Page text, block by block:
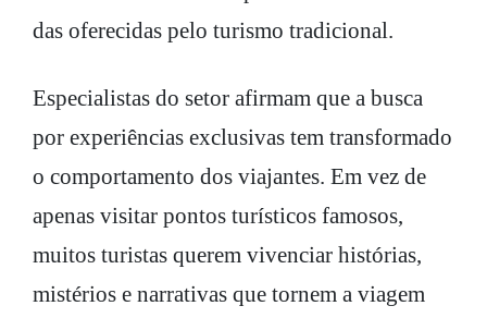
das oferecidas pelo turismo tradicional.
Especialistas do setor afirmam que a busca
por experiências exclusivas tem transformado
o comportamento dos viajantes. Em vez de
apenas visitar pontos turísticos famosos,
muitos turistas querem vivenciar histórias,
mistérios e narrativas que tornem a viagem